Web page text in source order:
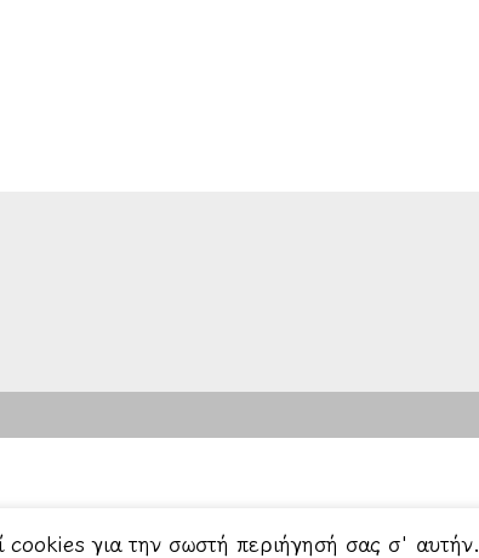
cookies για την σωστή περιήγησή σας σ' αυτήν.